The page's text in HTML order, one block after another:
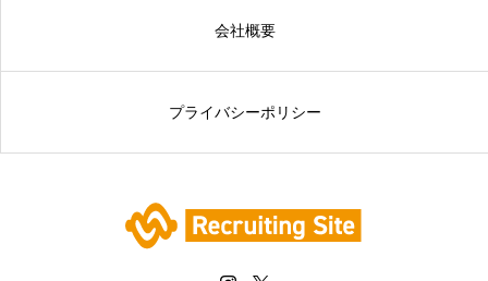
会社概要
プライバシーポリシー